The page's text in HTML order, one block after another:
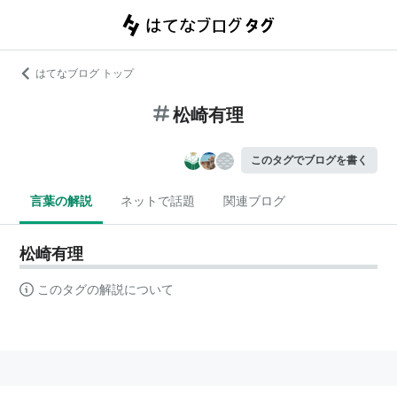
はてなブログ トップ
松崎有理
このタグでブログを書く
言葉の解説 ネットで話題 関連ブログ
松崎有理
このタグの解説について